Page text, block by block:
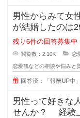
男性からみて女
が結婚したのは
たが、30歳の誕
残り6件の回答募集中
閲覧数：2.10K 恋
恋愛観などの相談や悩みと
回答済：「報酬UP中
男性って好きな
せんか？ 経験